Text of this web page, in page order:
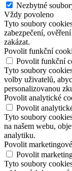
Nezbytné
Vždy povoleno
Tyto soubory
zabezpečení,
zakázat.
Povolit funkční
Povolit funkční
Tyto soubory
volby uživatelů,
personalizovanou
Povolit analytické
Povolit
Tyto soubory
na našem webu,
analytiku.
Povolit
Povolit
Tyto soubory